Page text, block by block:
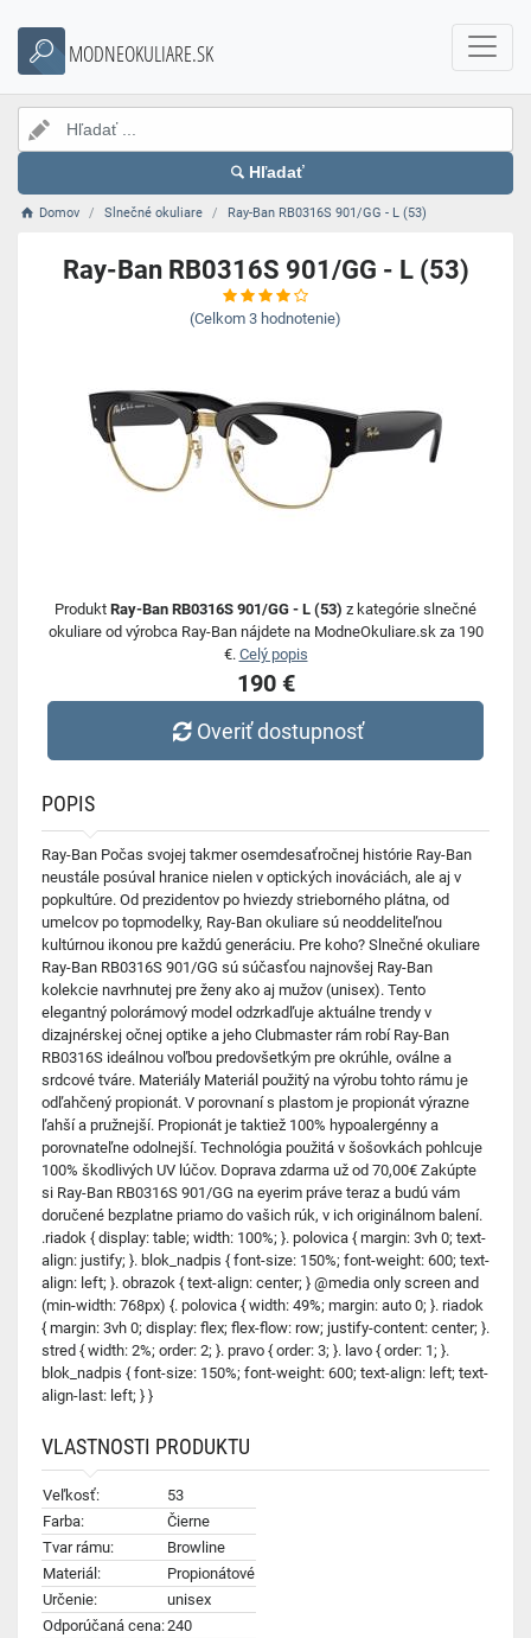
MODNEOKULIARE.SK
Hľadať
Domov Slnečné okuliare Ray-Ban RB0316S 901/GG - L (53)
Ray-Ban RB0316S 901/GG - L (53)
(Celkom 3 hodnotenie)
Produkt Ray-Ban RB0316S 901/GG - L (53) z kategórie slnečné
okuliare od výrobca Ray-Ban nájdete na ModneOkuliare.sk za 190
€. Celý popis
190 €
Overiť dostupnosť
POPIS
Ray-Ban Počas svojej takmer osemdesaťročnej histórie Ray-Ban
neustále posúval hranice nielen v optických inováciách, ale aj v
popkultúre. Od prezidentov po hviezdy strieborného plátna, od
umelcov po topmodelky, Ray-Ban okuliare sú neoddeliteľnou
kultúrnou ikonou pre každú generáciu. Pre koho? Slnečné okuliare
Ray-Ban RB0316S 901/GG sú súčasťou najnovšej Ray-Ban
kolekcie navrhnutej pre ženy ako aj mužov (unisex). Tento
elegantný polorámový model odzrkadľuje aktuálne trendy v
dizajnérskej očnej optike a jeho Clubmaster rám robí Ray-Ban
RB0316S ideálnou voľbou predovšetkým pre okrúhle, oválne a
srdcové tváre. Materiály Materiál použitý na výrobu tohto rámu je
odľahčený propionát. V porovnaní s plastom je propionát výrazne
ľahší a pružnejší. Propionát je taktiež 100% hypoalergénny a
porovnateľne odolnejší. Technológia použitá v šošovkách pohlcuje
100% škodlivých UV lúčov. Doprava zdarma už od 70,00€ Zakúpte
si Ray-Ban RB0316S 901/GG na eyerim práve teraz a budú vám
doručené bezplatne priamo do vašich rúk, v ich originálnom balení.
.riadok { display: table; width: 100%; }. polovica { margin: 3vh 0; text-
align: justify; }. blok_nadpis { font-size: 150%; font-weight: 600; text-
align: left; }. obrazok { text-align: center; } @media only screen and
(min-width: 768px) {. polovica { width: 49%; margin: auto 0; }. riadok
{ margin: 3vh 0; display: flex; flex-flow: row; justify-content: center; }.
stred { width: 2%; order: 2; }. pravo { order: 3; }. lavo { order: 1; }.
blok_nadpis { font-size: 150%; font-weight: 600; text-align: left; text-
align-last: left; } }
VLASTNOSTI PRODUKTU
Veľkosť:
53
Farba:
Čierne
Tvar rámu:
Browline
Materiál:
Propionátové
Určenie:
unisex
Odporúčaná cena:240